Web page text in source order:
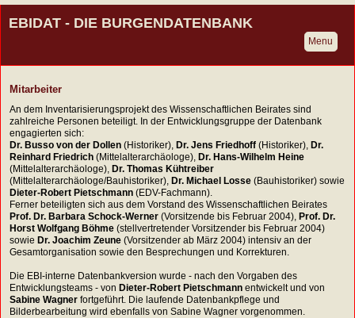
EBIDAT - DIE BURGENDATENBANK
Menu
Mitarbeiter
An dem Inventarisierungsprojekt des Wissenschaftlichen Beirates sind
zahlreiche Personen beteiligt. In der Entwicklungsgruppe der Datenbank
engagierten sich:
Dr. Busso von der Dollen (Historiker),Dr. Jens Friedhoff (Historiker),Dr.
Reinhard Friedrich (Mittelalterarchäologe),Dr. Hans-Wilhelm Heine
(Mittelalterarchäologe),Dr. Thomas Kühtreiber
(Mittelalterarchäologe/Bauhistoriker),Dr. Michael Losse (Bauhistoriker) sowie
Dieter-Robert Pietschmann (EDV-Fachmann).
Ferner beteiligten sich aus dem Vorstand des Wissenschaftlichen Beirates
Prof. Dr. Barbara Schock-Werner (Vorsitzende bis Februar 2004),Prof. Dr.
Horst Wolfgang Böhme (stellvertretender Vorsitzender bis Februar 2004)
sowieDr. Joachim Zeune (Vorsitzender ab März 2004) intensiv an der
Gesamtorganisation sowie den Besprechungen und Korrekturen.
Die EBI-interne Datenbankversion wurde - nach den Vorgaben des
Entwicklungsteams - vonDieter-Robert Pietschmann entwickelt und von
Sabine Wagner fortgeführt. Die laufende Datenbankpflege und
Bilderbearbeitung wird ebenfalls von Sabine Wagner vorgenommen.